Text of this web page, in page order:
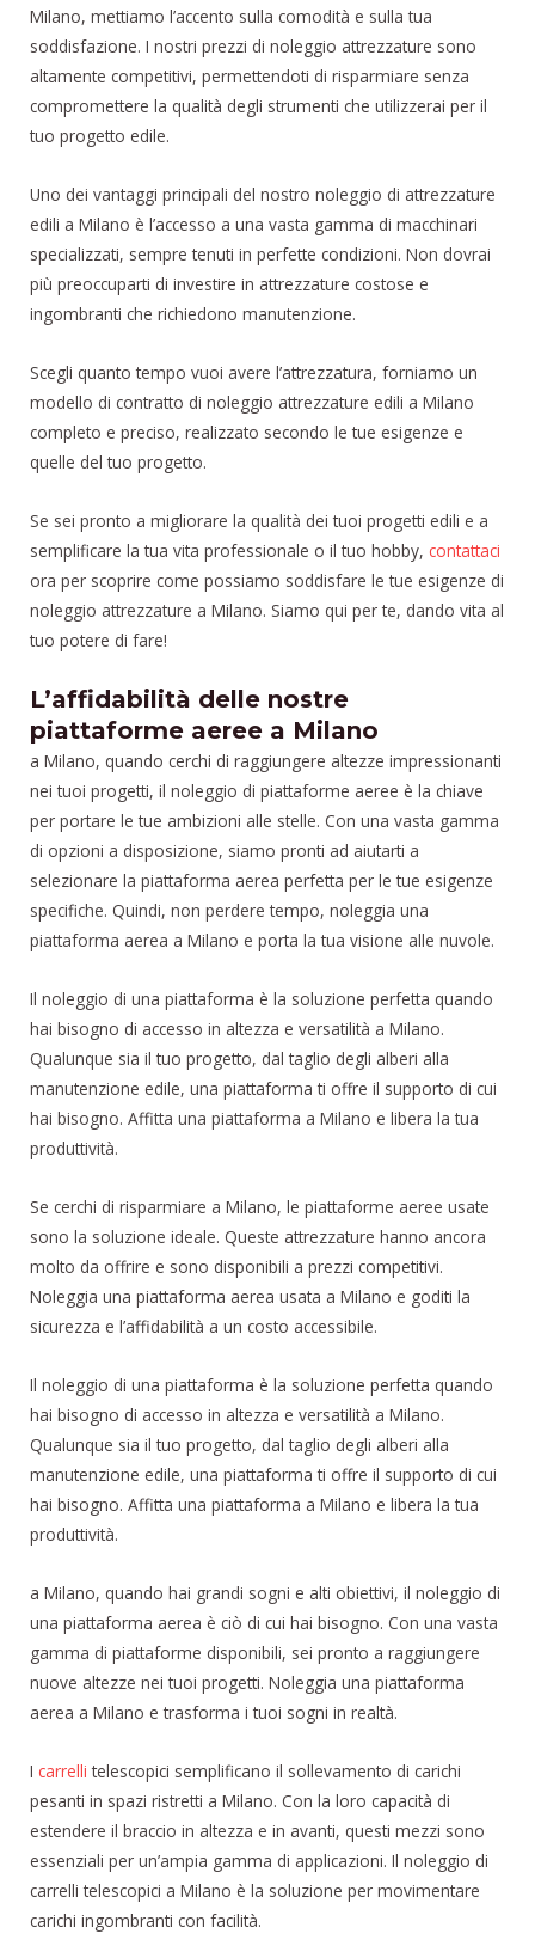
Milano, mettiamo l’accento sulla comodità e sulla tua
soddisfazione. I nostri prezzi di noleggio attrezzature sono
altamente competitivi, permettendoti di risparmiare senza
compromettere la qualità degli strumenti che utilizzerai per il
tuo progetto edile.
Uno dei vantaggi principali del nostro noleggio di attrezzature
edili a Milano è l’accesso a una vasta gamma di macchinari
specializzati, sempre tenuti in perfette condizioni. Non dovrai
più preoccuparti di investire in attrezzature costose e
ingombranti che richiedono manutenzione.
Scegli quanto tempo vuoi avere l’attrezzatura, forniamo un
modello di contratto di noleggio attrezzature edili a Milano
completo e preciso, realizzato secondo le tue esigenze e
quelle del tuo progetto.
Se sei pronto a migliorare la qualità dei tuoi progetti edili e a
semplificare la tua vita professionale o il tuo hobby, contattaci
ora per scoprire come possiamo soddisfare le tue esigenze di
noleggio attrezzature a Milano. Siamo qui per te, dando vita al
tuo potere di fare!
L’affidabilità delle nostre
piattaforme aeree a Milano
a Milano, quando cerchi di raggiungere altezze impressionanti
nei tuoi progetti, il noleggio di piattaforme aeree è la chiave
per portare le tue ambizioni alle stelle. Con una vasta gamma
di opzioni a disposizione, siamo pronti ad aiutarti a
selezionare la piattaforma aerea perfetta per le tue esigenze
specifiche. Quindi, non perdere tempo, noleggia una
piattaforma aerea a Milano e porta la tua visione alle nuvole.
Il noleggio di una piattaforma è la soluzione perfetta quando
hai bisogno di accesso in altezza e versatilità a Milano.
Qualunque sia il tuo progetto, dal taglio degli alberi alla
manutenzione edile, una piattaforma ti offre il supporto di cui
hai bisogno. Affitta una piattaforma a Milano e libera la tua
produttività.
Se cerchi di risparmiare a Milano, le piattaforme aeree usate
sono la soluzione ideale. Queste attrezzature hanno ancora
molto da offrire e sono disponibili a prezzi competitivi.
Noleggia una piattaforma aerea usata a Milano e goditi la
sicurezza e l’affidabilità a un costo accessibile.
Il noleggio di una piattaforma è la soluzione perfetta quando
hai bisogno di accesso in altezza e versatilità a Milano.
Qualunque sia il tuo progetto, dal taglio degli alberi alla
manutenzione edile, una piattaforma ti offre il supporto di cui
hai bisogno. Affitta una piattaforma a Milano e libera la tua
produttività.
a Milano, quando hai grandi sogni e alti obiettivi, il noleggio di
una piattaforma aerea è ciò di cui hai bisogno. Con una vasta
gamma di piattaforme disponibili, sei pronto a raggiungere
nuove altezze nei tuoi progetti. Noleggia una piattaforma
aerea a Milano e trasforma i tuoi sogni in realtà.
I carrelli telescopici semplificano il sollevamento di carichi
pesanti in spazi ristretti a Milano. Con la loro capacità di
estendere il braccio in altezza e in avanti, questi mezzi sono
essenziali per un’ampia gamma di applicazioni. Il noleggio di
carrelli telescopici a Milano è la soluzione per movimentare
carichi ingombranti con facilità.